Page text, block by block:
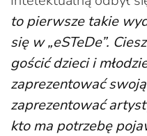
to pierwsze takie
się w „eSTeDe”.
gościć dzieci i
zaprezentować
zaprezentować
kto ma potrzebę